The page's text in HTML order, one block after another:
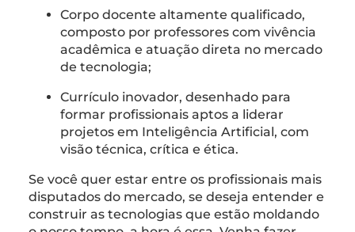
Corpo docente altamente qualificado,
composto por professores com vivência
acadêmica e atuação direta no mercado
de tecnologia;
Currículo inovador, desenhado para
formar profissionais aptos a liderar
projetos em Inteligência Artificial, com
visão técnica, crítica e ética.
Se você quer estar entre os profissionais mais
disputados do mercado, se deseja entender e
construir as tecnologias que estão moldando